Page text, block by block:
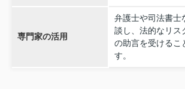
専門家の活用
弁護士や司法書士
談し、法的なリス
の助言を受けるこ
す。